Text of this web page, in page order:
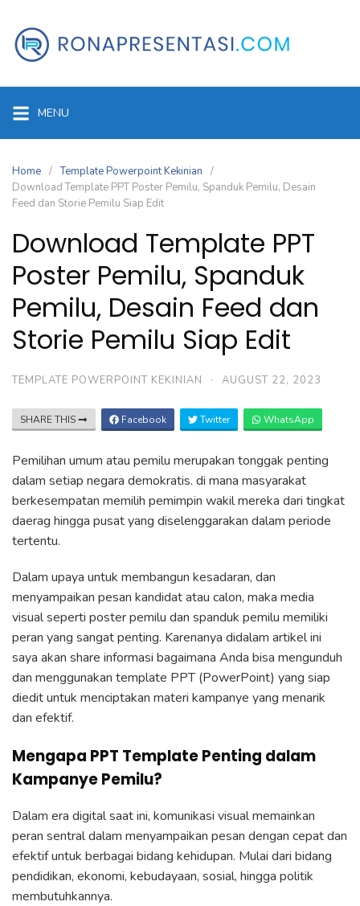
content
MENU
Home
Template Powerpoint Kekinian
Download Template PPT Poster Pemilu, Spanduk Pemilu, Desain
Feed dan Storie Pemilu Siap Edit
Download Template PPT
Poster Pemilu, Spanduk
Pemilu, Desain Feed dan
Storie Pemilu Siap Edit
TEMPLATE POWERPOINT KEKINIAN · AUGUST 22, 2023
SHARE THIS Facebook Twitter WhatsApp
Pemilihan umum atau pemilu merupakan tonggak penting
dalam setiap negara demokratis. di mana masyarakat
berkesempatan memilih pemimpin wakil mereka dari tingkat
daerag hingga pusat yang diselenggarakan dalam periode
tertentu.
Dalam upaya untuk membangun kesadaran, dan
menyampaikan pesan kandidat atau calon, maka media
visual seperti poster pemilu dan spanduk pemilu memiliki
peran yang sangat penting. Karenanya didalam artikel ini
saya akan share informasi bagaimana Anda bisa mengunduh
dan menggunakan template PPT (PowerPoint) yang siap
diedit untuk menciptakan materi kampanye yang menarik
dan efektif.
Mengapa PPT Template Penting dalam
Kampanye Pemilu?
Dalam era digital saat ini, komunikasi visual memainkan
peran sentral dalam menyampaikan pesan dengan cepat dan
efektif untuk berbagai bidang kehidupan. Mulai dari bidang
pendidikan, ekonomi, kebudayaan, sosial, hingga politik
membutuhkannya.